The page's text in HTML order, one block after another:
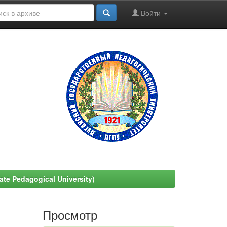
Войти
Pedagogical University)
Просмотр